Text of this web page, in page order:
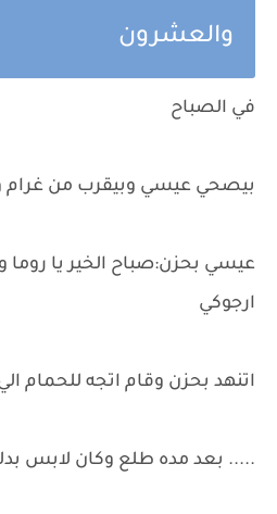
والعشرون
في الصباح
بيصحي عيسي وبيقرب من غرام
عيسي بحزن:صباح الخير يا
ارجوكي
اتنهد بحزن وقام اتجه للحمام
..... بعد مده طلع وكان لابس